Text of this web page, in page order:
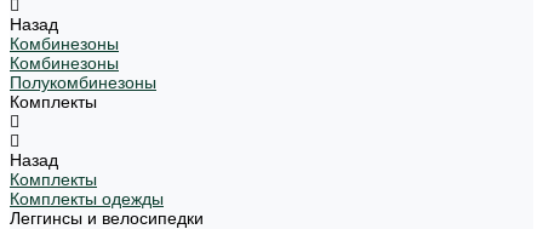
Назад
Комбинезоны
Комбинезоны
Полукомбинезоны
Комплекты
Назад
Комплекты
Комплекты одежды
Леггинсы и велосипедки